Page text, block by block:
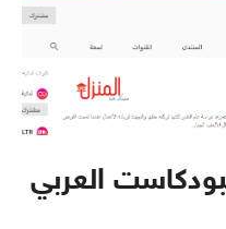
العربي